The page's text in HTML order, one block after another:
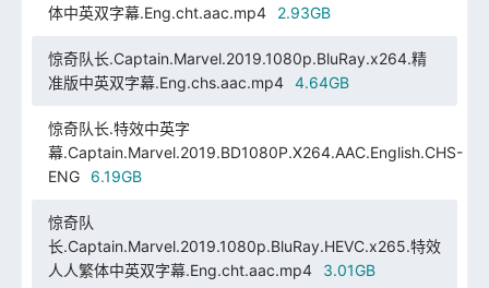
体中英双字幕.Eng.cht.aac.mp4
2.93GB
惊奇队长.Captain.Marvel.2019.1080p.BluRay.x264.精
准版中英双字幕.Eng.chs.aac.mp4
4.64GB
惊奇队长.特效中英字
幕.Captain.Marvel.2019.BD1080P.X264.AAC.English.CHS-
ENG
6.19GB
惊奇队
长.Captain.Marvel.2019.1080p.BluRay.HEVC.x265.特效
人人繁体中英双字幕.Eng.cht.aac.mp4
3.01GB